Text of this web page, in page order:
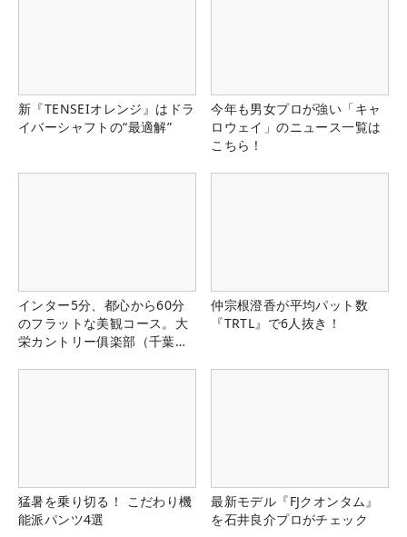
新『TENSEIオレンジ』はドラ
イバーシャフトの“最適解”
今年も男女プロが強い「キャ
ロウェイ」のニュース一覧は
こちら！
インター5分、都心から60分
のフラットな美観コース。大
栄カントリー俱楽部（千葉
仲宗根澄香が平均パット数
『TRTL』で6人抜き！
猛暑を乗り切る！ こだわり機
能派パンツ4選
最新モデル『FJクオンタム』
を石井良介プロがチェック